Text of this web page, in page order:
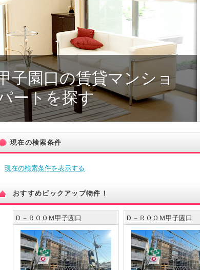
子園口の賃貸マンショ
ートを探す
現在の検索条件
現在の検索条件を表示する
おすすめピックアップ物件！
Ｄ－ＲＯＯＭ甲子園口 Ｄ－ＲＯＯＭ甲子園口